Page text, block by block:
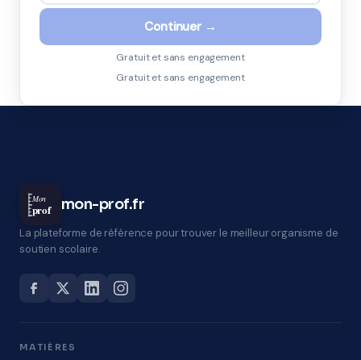
Continuer →
Gratuit et sans engagement
Gratuit et sans engagement
Mon
prof mon-prof.fr
La plateforme de référence pour trouver le meilleur organisme de
soutien scolaire.
MATIÈRES